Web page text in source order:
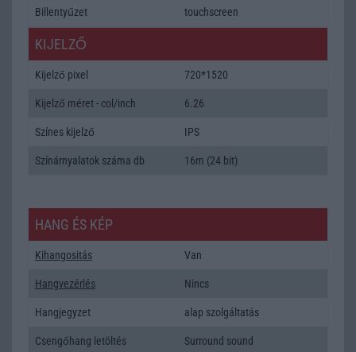
Billentyűzet touchscreen
KIJELZŐ
Kijelző pixel 720*1520
Kijelző méret - col/inch 6.26
Színes kijelző IPS
Színárnyalatok száma db 16m (24 bit)
HANG ÉS KÉP
Kihangositás Van
Hangvezérlés Nincs
Hangjegyzet alap szolgáltatás
Csengőhang letöltés Surround sound